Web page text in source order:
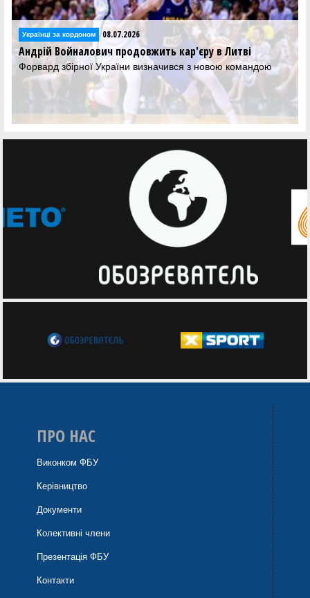
Українці за кордоном 08.07.2026
Андрій Войналович продовжить кар'єру в Литві
Форвард збірної України визначився з новою командою
ПРО НАС
Виконком ФБУ
Керівництво
Документи
Колективні члени
Презентація ФБУ
Контакти